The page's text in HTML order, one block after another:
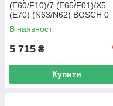
(E60/F10)/7 (E65/F01)/X5
(E70) (N63/N62) BOSCH 0
280 218 270 UA62
В наявності
5 715 ₴
Купити